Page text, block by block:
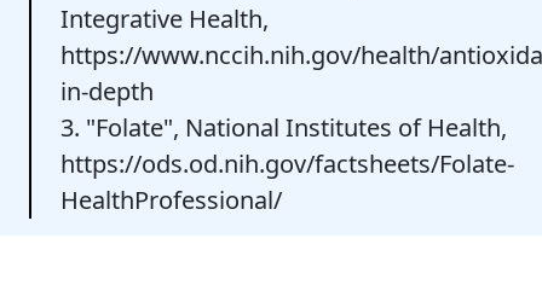
Integrative Health,
https://www.nccih.nih.gov/health/
in-depth
3. "Folate", National Institutes of Health,
https://ods.od.nih.gov/factsheets/Folate-
HealthProfessional/